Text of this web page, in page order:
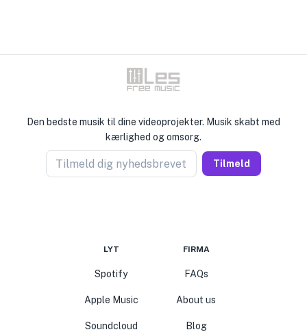
Den bedste musik til dine videoprojekter. Musik skabt med
kærlighed og omsorg.
Tilmeld dig nyhedsbrevet Tilmeld
LYT
Spotify
Apple Music
Soundcloud
FIRMA
FAQs
About us
Blog